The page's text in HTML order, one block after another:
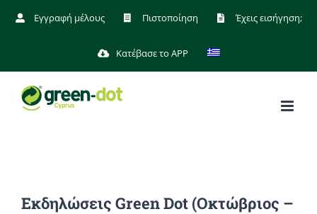
ΜετάβασηΕγγραφή μέλους Πιστοποίηση Έχεις εισήγηση;
Κατέβασε το APP
Εκδηλώσεις Green Dot (Οκτώβριος –